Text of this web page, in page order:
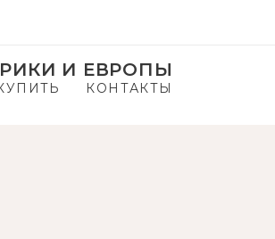
И ЕВРОПЫ
КОНТАКТЫ